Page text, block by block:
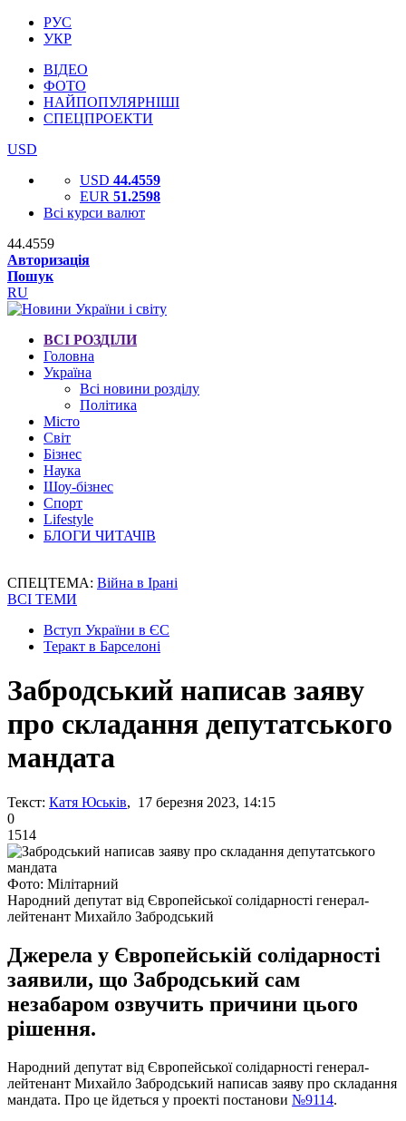
РУС
УКР
ВІДЕО
ФОТО
НАЙПОПУЛЯРНІШІ
СПЕЦПРОЕКТИ
USD
USD 44.4559
EUR 51.2598
Всі курси валют
44.4559
Авторизація
Пошук
RU
ВСІ РОЗДІЛИ
Головна
Україна
Всі новини розділу
Політика
Місто
Світ
Бізнес
Наука
Шоу-бізнес
Спорт
Lifestyle
БЛОГИ ЧИТАЧІВ
СПЕЦТЕМА: Війна в Ірані
ВСІ ТЕМИ
Вступ України в ЄС
Теракт в Барселоні
Забродський написав заяву
про складання депутатського
мандата
Текст: Катя Юськів, 17 березня 2023, 14:15
0
1514
Фото: Мілітарний
Народний депутат від Європейської солідарності генерал-
лейтенант Михайло Забродський
Джерела у Європейській солідарності
заявили, що Забродський сам
незабаром озвучить причини цього
рішення.
Народний депутат від Європейської солідарності генерал-
лейтенант Михайло Забродський написав заяву про складання
мандата. Про це йдеться у проекті постанови №9114.